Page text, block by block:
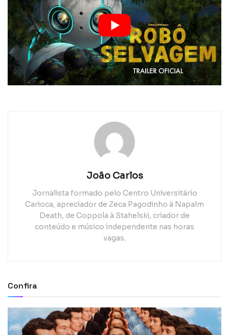
João Carlos
Jornalista formado pelo Centro Universitário
Carioca, apreciador de Zeca Pagodinho à Napalm
Death, de Coppola à Stahelski, criador de
conteúdo e músico independente nas horas
vagas.
Confira